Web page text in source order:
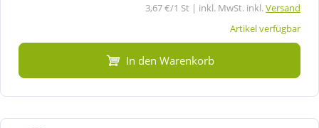
3,67 €/1 St | inkl. MwSt. inkl.Versand
Artikel verfügbar
In den Warenkorb